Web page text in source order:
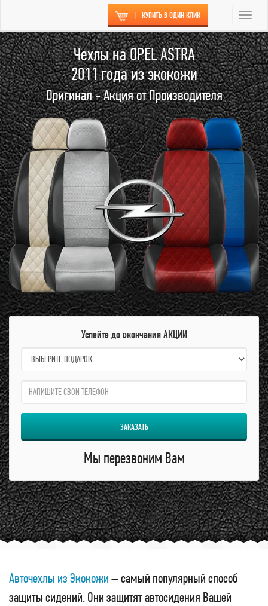
| КУПИТЬ В ОДИН КЛИК
Чехлы на OPEL ASTRA
2011 года из экокожи
Оригинал - Акция от Производителя
Успейте до окончания АКЦИИ
name:
qzw:
ЗАКАЗАТЬ
Мы перезвоним Вам
Авточехлы из Экокожи– самый популярный способ
защиты сидений. Они защитят автосидения Вашей